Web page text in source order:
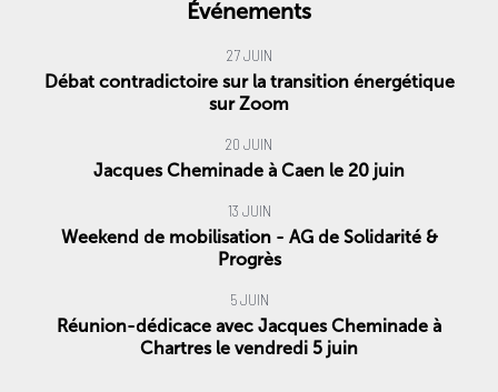
Événements
27 JUIN
Débat contradictoire sur la transition énergétique
sur Zoom
20 JUIN
Jacques Cheminade à Caen le 20 juin
13 JUIN
Weekend de mobilisation - AG de Solidarité &
Progrès
5 JUIN
Réunion-dédicace avec Jacques Cheminade à
Chartres le vendredi 5 juin